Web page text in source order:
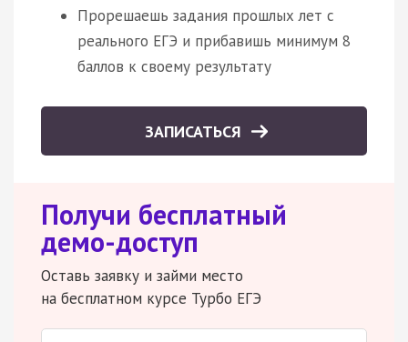
Прорешаешь задания прошлых лет с
реального ЕГЭ и прибавишь минимум 8
баллов к своему результату
ЗАПИСАТЬСЯ
Получи бесплатный
демо-доступ
Оставь заявку и займи место
на бесплатном курсе Турбо ЕГЭ